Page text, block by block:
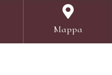
Mappa